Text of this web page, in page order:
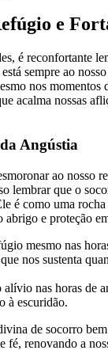
e
é reconfortante
sempre ao
nos momentos
acalma nossas
Angústia
ao nosso
lembrar que o
é como uma
abrigo e proteção
mesmo nas
nos sustenta
alívio nas horas de
à escuridão.
de socorro
fé, renovando a